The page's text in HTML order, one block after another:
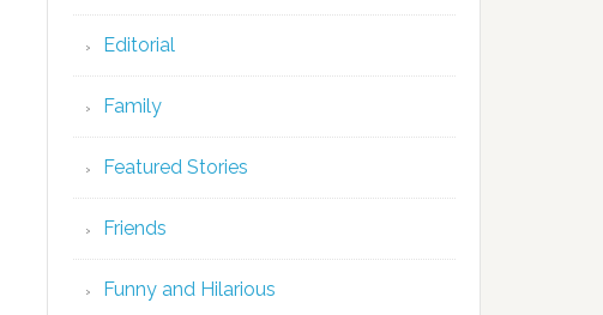
Editorial
Family
Featured Stories
Friends
Funny and Hilarious